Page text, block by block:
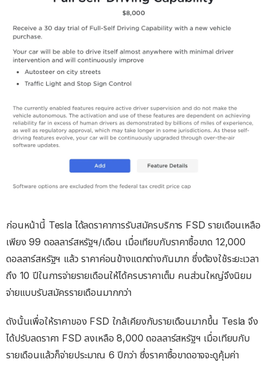
ก่อนหน้านี้ Tesla ได้ลดราคาการรับสมัครบริการ FSD รายเดือนเหลือ
เพียง 99 ดอลลาร์สหรัฐฯ/เดือน เมื่อเทียบกับราคาซื้อขาด 12,000
ดอลลาร์สหรัฐฯ แล้ว ราคาค่อนข้างแตกต่างกันมาก ซึ่งต้องใช้ระยะเวลา
ถึง 10 ปีในการจ่ายรายเดือนให้ได้ครบราคาเต็ม คนส่วนใหญ่จึงนิยม
จ่ายแบบรับสมัครรายเดือนมากกว่า
ดังนั้นเพื่อให้ราคาของ FSD ใกล้เคียงกับรายเดือนมากขึ้น Tesla จึง
ได้ปรับลดราคา FSD ลงเหลือ 8,000 ดอลลาร์สหรัฐฯ เมื่อเทียบกับ
รายเดือนแล้วก็จ่ายประมาณ 6 ปีกว่า ซึ่งราคาซื้อขาดอาจจะดูคุ้มค่า